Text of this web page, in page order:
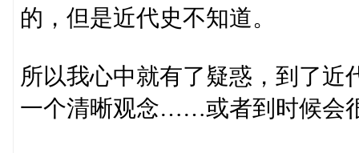
的，但是近代史不知道。
所以我心中就有了疑惑，到了近
一个清晰观念……或者到时候